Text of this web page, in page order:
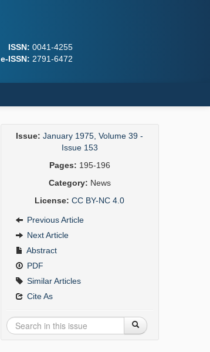
ISSN: 0041-4255
e-ISSN: 2791-6472
Issue: January 1975, Volume 39 -
Issue 153
Pages: 195-196
Category: News
License: CC BY-NC 4.0
Previous Article
Next Article
Abstract
PDF
Similar Articles
Cite As